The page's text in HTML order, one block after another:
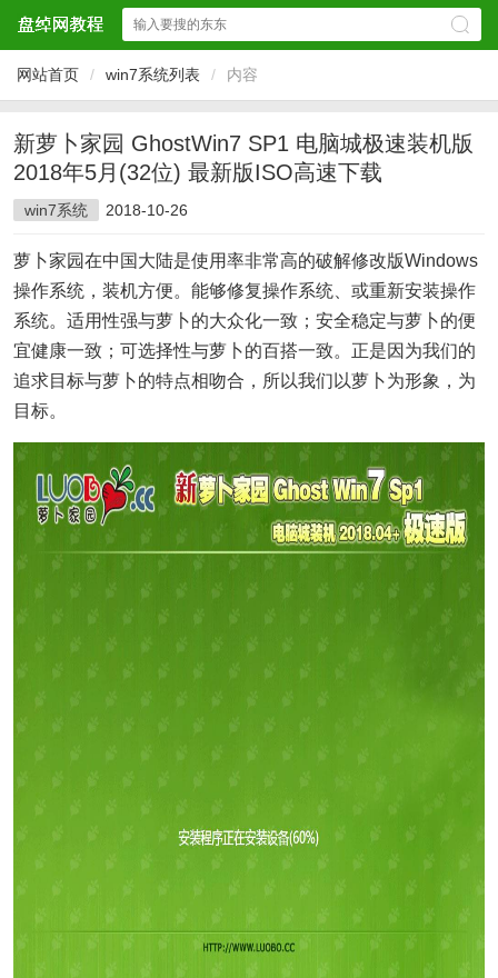
网站首页 / win7系统列表 / 内容
新萝卜家园 GhostWin7 SP1 电脑城极速装机版
2018年5月(32位) 最新版ISO高速下载
win7系统 2018-10-26
萝卜家园在中国大陆是使用率非常高的破解修改版Windows
操作系统，装机方便。能够修复操作系统、或重新安装操作
系统。适用性强与萝卜的大众化一致；安全稳定与萝卜的便
宜健康一致；可选择性与萝卜的百搭一致。正是因为我们的
追求目标与萝卜的特点相吻合，所以我们以萝卜为形象，为
目标。